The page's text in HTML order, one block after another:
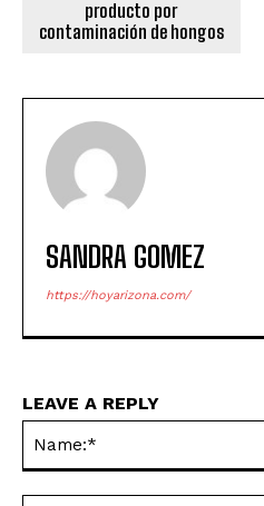
producto por
contaminación de hongos
SANDRA GOMEZ
https://hoyarizona.com/
LEAVE A REPLY